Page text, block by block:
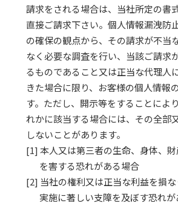
請求をされる場合は、当社所定の書
直接ご請求下さい。個人情報漏洩防
の確保の観点から、その請求が不当
なく必要な調査を行い、当該ご請求
るものであること又は正当な代理人
きた場合に限り、お客様の個人情報
す。ただし、開示等をすることによ
れかに該当する場合には、その全部
しないことがあります。
本人又は第三者の生命、身体、
を害する恐れがある場合
当社の権利又は正当な利益を損
実施に著しい支障を及ぼす恐れ